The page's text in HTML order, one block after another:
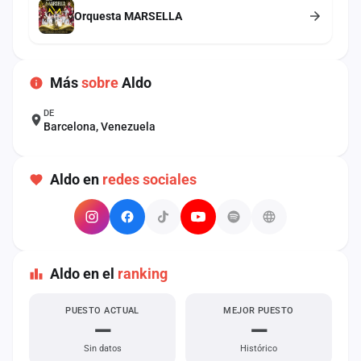
Orquesta MARSELLA
MássobreAldo
DE
Barcelona, Venezuela
Aldo en redes sociales
Aldo en el ranking
PUESTO ACTUAL
—
Sin datos
MEJOR PUESTO
—
Histórico
cuenta
Contacto